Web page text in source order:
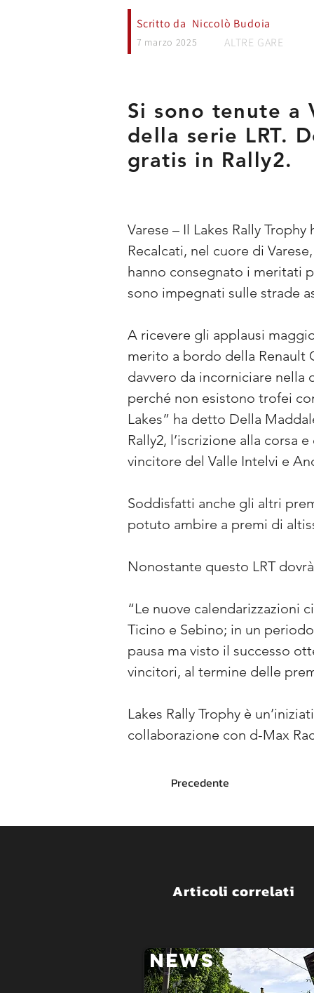
Scritto da Niccolò Budoia
7 marzo 2025 ALTRE GARE
Si sono tenute a
della serie LRT.
gratis in Rally2.
Varese – Il Lakes Rally
Recalcati, nel cuore di
hanno consegnato i meritati
sono impegnati sulle strade
A ricevere gli applausi
merito a bordo della Renault
davvero da incorniciare
perché non esistono trofei
Lakes” ha detto Della
Rally2, l’iscrizione alla
vincitore del Valle Intelvi e
Soddisfatti anche gli altri
potuto ambire a premi di
Nonostante questo LRT
“Le nuove calendarizzazioni
Ticino e Sebino; in un
pausa ma visto il successo
vincitori, al termine delle
Lakes Rally Trophy è
collaborazione con d-Max
Precedente
Articoli correlati
NEWS